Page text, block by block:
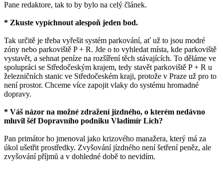
Pane redaktore, tak to by bylo na celý článek.
* Zkuste vypíchnout alespoň jeden bod.
Tak určitě je třeba vyřešit systém parkování, ať už to jsou modré
zóny nebo parkoviště P + R. Jde o to vyhledat místa, kde parkoviště
vystavět, a sehnat peníze na rozšíření těch stávajících. To děláme ve
spolupráci se Středočeským krajem, tedy stavět parkoviště P + R u
železničních stanic ve Středočeském kraji, protože v Praze už pro to
není prostor. Chceme více zapojit vlaky do systému hromadné
dopravy.
* Váš názor na možné zdražení jízdného, o kterém nedávno
mluvil šéf Dopravního podniku Vladimír Lich?
Pan primátor ho jmenoval jako krizového manažera, který má za
úkol ušetřit prostředky. Zvyšování jízdného není šetření peněz, ale
zvyšování příjmů a v dohledné době to nevidím.